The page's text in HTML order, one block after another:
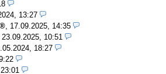
13:27
17.09.2025, 14:35
23.09.2025, 10:51
18:27